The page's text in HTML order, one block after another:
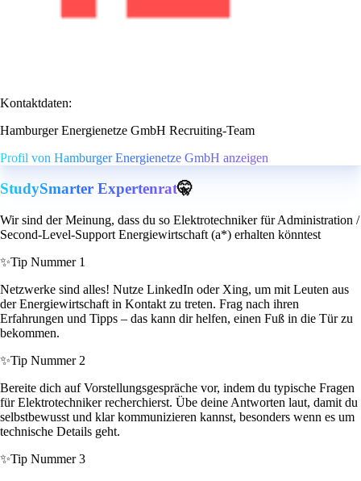
Kontaktdaten:
Hamburger Energienetze GmbH Recruiting-Team
Profil von Hamburger Energienetze GmbH anzeigen
StudySmarter Expertenrat🤫
Wir sind der Meinung, dass du so Elektrotechniker für Administration /
Second-Level-Support Energiewirtschaft (a*) erhalten könntest
✨Tip Nummer 1
Netzwerke sind alles! Nutze LinkedIn oder Xing, um mit Leuten aus
der Energiewirtschaft in Kontakt zu treten. Frag nach ihren
Erfahrungen und Tipps – das kann dir helfen, einen Fuß in die Tür zu
bekommen.
✨Tip Nummer 2
Bereite dich auf Vorstellungsgespräche vor, indem du typische Fragen
für Elektrotechniker recherchierst. Übe deine Antworten laut, damit du
selbstbewusst und klar kommunizieren kannst, besonders wenn es um
technische Details geht.
✨Tip Nummer 3